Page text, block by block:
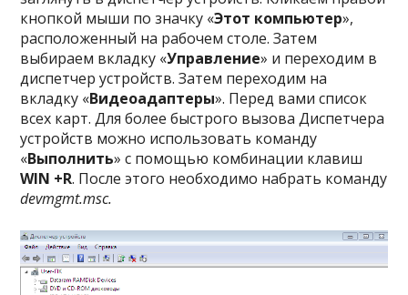
кнопкой мыши по значку «Этот компьютер»,
расположенный на рабочем столе. Затем
выбираем вкладку «Управление» и переходим в
диспетчер устройств. Затем переходим на
вкладку «Видеоадаптеры». Перед вами список
всех карт. Для более быстрого вызова Диспетчера
устройств можно использовать команду
«Выполнить» с помощью комбинации клавиш
WIN +R. После этого необходимо набрать команду
devmgmt.msc.